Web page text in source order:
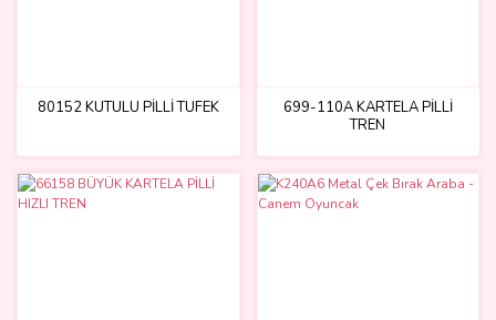
80152 KUTULU PİLLİ TÜFEK
699-110A KARTELA PİLLİ
TREN